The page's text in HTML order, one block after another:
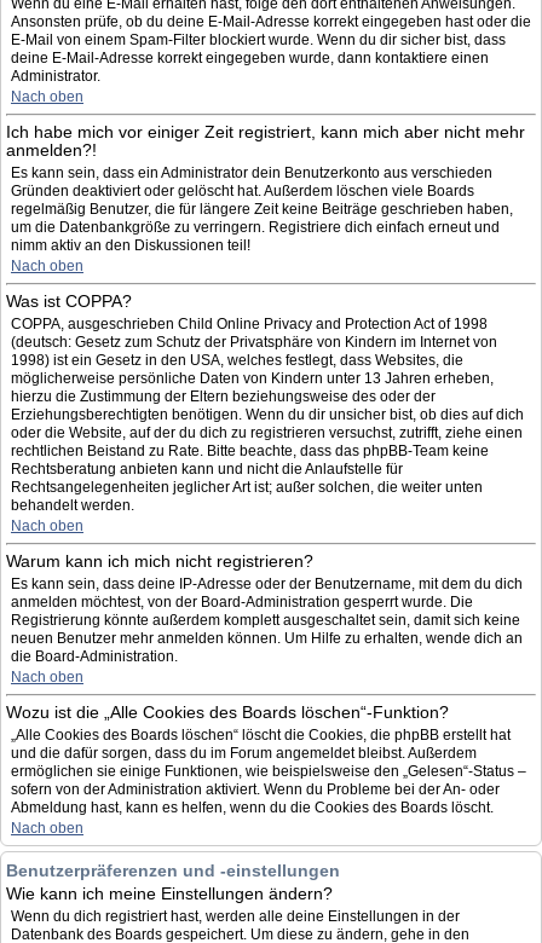
Wenn du eine E-Mail erhalten hast, folge den dort enthaltenen Anweisungen.
Ansonsten prüfe, ob du deine E-Mail-Adresse korrekt eingegeben hast oder die
E-Mail von einem Spam-Filter blockiert wurde. Wenn du dir sicher bist, dass
deine E-Mail-Adresse korrekt eingegeben wurde, dann kontaktiere einen
Administrator.
Nach oben
Ich habe mich vor einiger Zeit registriert, kann mich aber nicht mehr
anmelden?!
Es kann sein, dass ein Administrator dein Benutzerkonto aus verschieden
Gründen deaktiviert oder gelöscht hat. Außerdem löschen viele Boards
regelmäßig Benutzer, die für längere Zeit keine Beiträge geschrieben haben,
um die Datenbankgröße zu verringern. Registriere dich einfach erneut und
nimm aktiv an den Diskussionen teil!
Nach oben
Was ist COPPA?
COPPA, ausgeschrieben Child Online Privacy and Protection Act of 1998
(deutsch: Gesetz zum Schutz der Privatsphäre von Kindern im Internet von
1998) ist ein Gesetz in den USA, welches festlegt, dass Websites, die
möglicherweise persönliche Daten von Kindern unter 13 Jahren erheben,
hierzu die Zustimmung der Eltern beziehungsweise des oder der
Erziehungsberechtigten benötigen. Wenn du dir unsicher bist, ob dies auf dich
oder die Website, auf der du dich zu registrieren versuchst, zutrifft, ziehe einen
rechtlichen Beistand zu Rate. Bitte beachte, dass das phpBB-Team keine
Rechtsberatung anbieten kann und nicht die Anlaufstelle für
Rechtsangelegenheiten jeglicher Art ist; außer solchen, die weiter unten
behandelt werden.
Nach oben
Warum kann ich mich nicht registrieren?
Es kann sein, dass deine IP-Adresse oder der Benutzername, mit dem du dich
anmelden möchtest, von der Board-Administration gesperrt wurde. Die
Registrierung könnte außerdem komplett ausgeschaltet sein, damit sich keine
neuen Benutzer mehr anmelden können. Um Hilfe zu erhalten, wende dich an
die Board-Administration.
Nach oben
Wozu ist die „Alle Cookies des Boards löschen“-Funktion?
„Alle Cookies des Boards löschen“ löscht die Cookies, die phpBB erstellt hat
und die dafür sorgen, dass du im Forum angemeldet bleibst. Außerdem
ermöglichen sie einige Funktionen, wie beispielsweise den „Gelesen“-Status –
sofern von der Administration aktiviert. Wenn du Probleme bei der An- oder
Abmeldung hast, kann es helfen, wenn du die Cookies des Boards löscht.
Nach oben
Benutzerpräferenzen und -einstellungen
Wie kann ich meine Einstellungen ändern?
Wenn du dich registriert hast, werden alle deine Einstellungen in der
Datenbank des Boards gespeichert. Um diese zu ändern, gehe in den